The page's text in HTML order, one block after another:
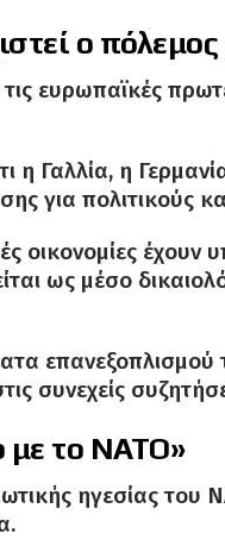
ο
τις ευρωπαϊκές
η Γαλλία, η
για πολιτικούς
οικονομίες έχουν
ως μέσο
επανεξοπλισμού
συνεχείς
με το ΝΑΤΟ»
ηγεσίας του